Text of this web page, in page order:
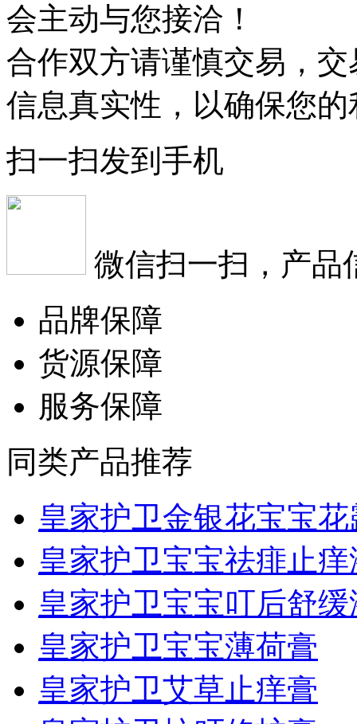
会主动与您接洽！
合作双方请谨慎交易，
信息真实性，以确保您
扫一扫发到手机
微信扫一扫，产品
品牌保障
货源保障
服务保障
同类产品推荐
皇家护卫金银花宝宝花
皇家护卫宝宝祛痱止痒
皇家护卫宝宝叮后舒缓
皇家护卫宝宝薄荷膏
皇家护卫艾草止痒膏